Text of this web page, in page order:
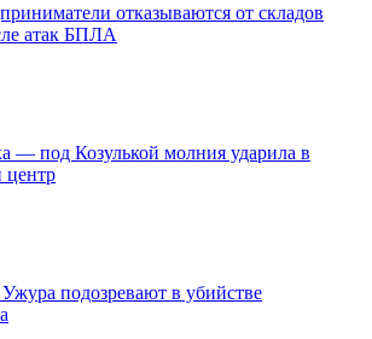
отказываются от складов
атак БПЛА
— под Козулькой молния ударила в
центр
подозревают в убийстве